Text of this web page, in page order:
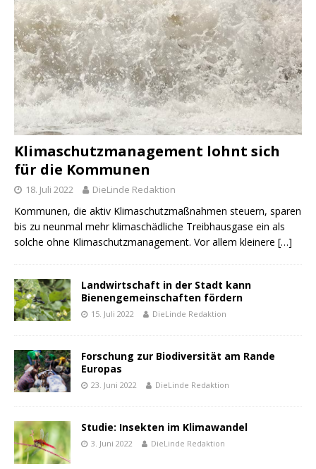
Klimaschutzmanagement lohnt sich
für die Kommunen
18. Juli 2022 DieLinde Redaktion
Kommunen, die aktiv Klimaschutzmaßnahmen steuern, sparen
bis zu neunmal mehr klimaschädliche Treibhausgase ein als
solche ohne Klimaschutzmanagement. Vor allem kleinere […]
Landwirtschaft in der Stadt kann
Bienengemeinschaften fördern
15. Juli 2022 DieLinde Redaktion
Forschung zur Biodiversität am Rande
Europas
23. Juni 2022 DieLinde Redaktion
Studie: Insekten im Klimawandel
3. Juni 2022 DieLinde Redaktion